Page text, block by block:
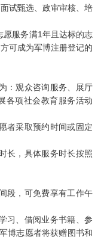
试甄选、政审审核、培
愿服务满1年且达标的志
可成为军博注册登记的
：观众咨询服务、展厅
各项社会教育服务活动
者采取预约时间或固定
长，具体服务时长按照
段，可免费享有工作午
习、借阅业务书籍、参
博志愿者将获赠图书和